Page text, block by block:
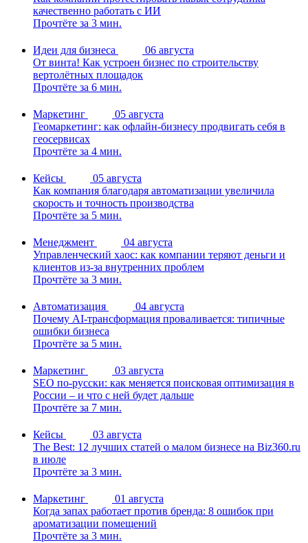
качественно работать с ИИ
Прочтёте за 3 мин.
Идеи для бизнеса
06 августа
От винта! Как устроен бизнес по строительству
вертолётных площадок
Прочтёте за 6 мин.
Маркетинг
05 августа
Геомаркетинг: как офлайн-бизнесу продвигать себя в
геосервисах
Прочтёте за 4 мин.
Кейсы
05 августа
Как компания благодаря автоматизации увеличила
скорость и точность производства
Прочтёте за 5 мин.
Менеджмент
04 августа
Управленческий хаос: как компании теряют деньги и
клиентов из-за внутренних проблем
Прочтёте за 3 мин.
Автоматизация
04 августа
Почему AI-трансформация проваливается: типичные
ошибки бизнеса
Прочтёте за 5 мин.
Маркетинг
03 августа
SEO по-русски: как меняется поисковая оптимизация в
России – и что с ней будет дальше
Прочтёте за 7 мин.
Кейсы
03 августа
The Best: 12 лучших статей о малом бизнесе на Biz360.ru
в июле
Прочтёте за 3 мин.
Маркетинг
01 августа
Когда запах работает против бренда: 8 ошибок при
ароматизации помещений
Прочтёте за 3 мин.